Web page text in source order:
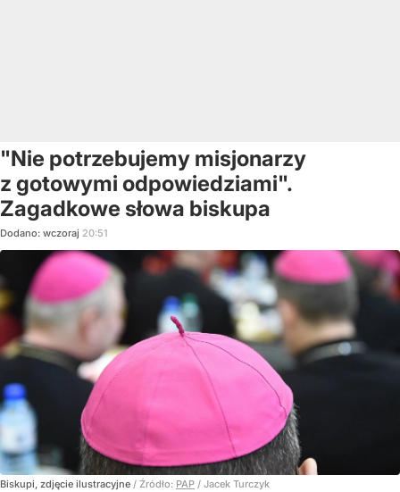
"Nie potrzebujemy misjonarzy
z gotowymi odpowiedziami".
Zagadkowe słowa biskupa
Dodano: wczoraj 20:51
Biskupi, zdjęcie ilustracyjne / Źródło: PAP / Jacek Turczyk